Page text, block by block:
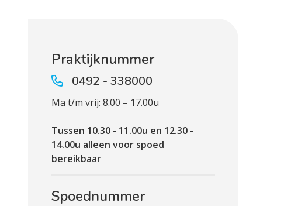
Praktijknummer
0492 - 338000
Ma t/m vrij: 8.00 – 17.00u
Tussen 10.30 - 11.00u en 12.30 -
14.00u alleen voor spoed
bereikbaar
Spoednummer